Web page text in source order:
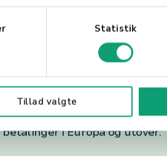
Statistik
Tillad valgtesom tilbyr en
Med sin omfattende
i Europa og utover.